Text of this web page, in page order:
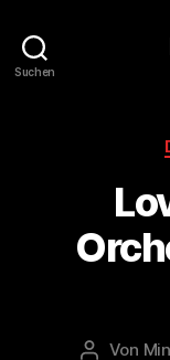
Suchen
Von